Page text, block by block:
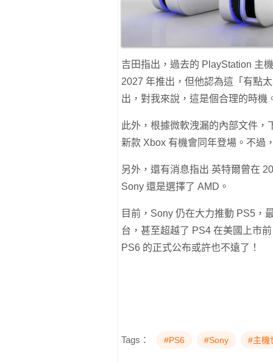
吉田指出，過去的 PlayStation 主
2027 年推出，但他認為這「有點
出，對我來說，這是個合理的時機
此外，根據微軟洩漏的內部文件
新款 Xbox 有機會同年登場。不過
另外，還有消息指出 英特爾曾在
Sony 還是選擇了 AMD。
目前，Sony 仍在大力推動 PS5，
台，甚至超越了 PS4 在美國上市
PS6 的正式公布或許也不遠了！
Tags： #PS6 #Sony #主機